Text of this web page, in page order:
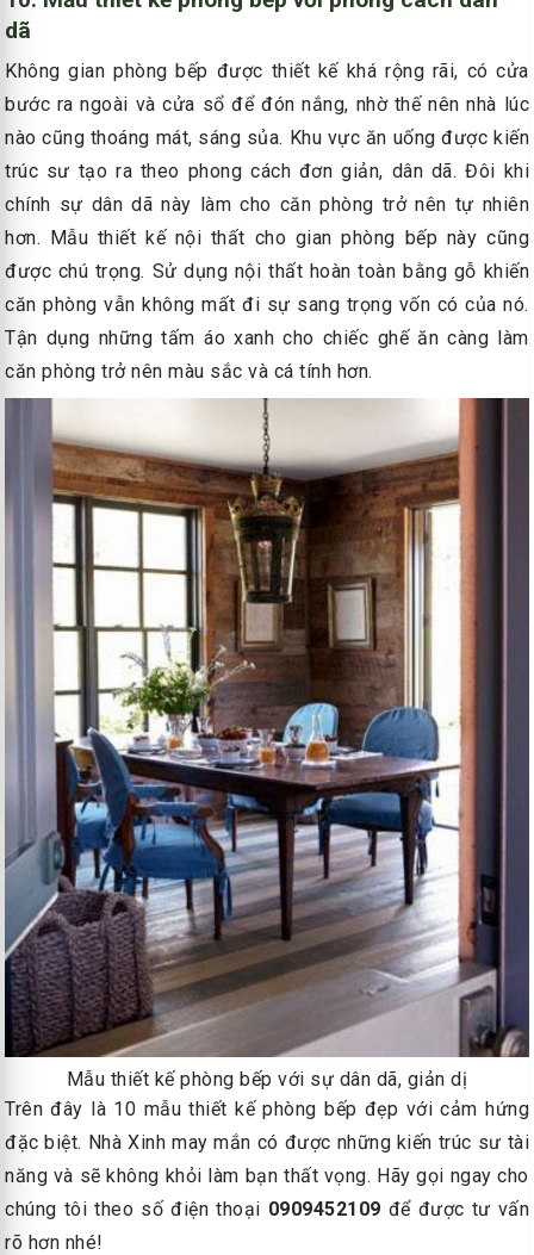
dã
Không gian phòng bếp được thiết kế khá rộng rãi, có cửa
bước ra ngoài và cửa sổ để đón nắng, nhờ thế nên nhà lúc
nào cũng thoáng mát, sáng sủa. Khu vực ăn uống được kiến
trúc sư tạo ra theo phong cách đơn giản, dân dã. Đôi khi
chính sự dân dã này làm cho căn phòng trở nên tự nhiên
hơn. Mẫu thiết kế nội thất cho gian phòng bếp này cũng
được chú trọng. Sử dụng nội thất hoàn toàn bằng gỗ khiến
căn phòng vẫn không mất đi sự sang trọng vốn có của nó.
Tận dụng những tấm áo xanh cho chiếc ghế ăn càng làm
căn phòng trở nên màu sắc và cá tính hơn.
Mẫu thiết kế phòng bếp với sự dân dã, giản dị
Trên đây là 10 mẫu thiết kế phòng bếp đẹp với cảm hứng
đặc biệt. Nhà Xinh may mắn có được những kiến trúc sư tài
năng và sẽ không khỏi làm bạn thất vọng. Hãy gọi ngay cho
chúng tôi theo số điện thoại 0909452109 để được tư vấn
rõ hơn nhé!